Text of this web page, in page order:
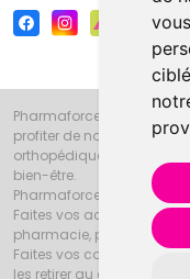
Pharmaforce.fr et la
profiter de notre accueil,
orthopédiques,
bien-être.
Pharmaforce.fr est le site
Faites vos achats en
pharmacie,
Faites vos courses de
les retirer au drive ou